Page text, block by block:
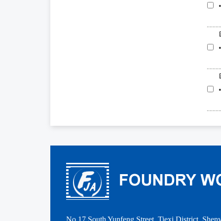
•
•
•
No.17 South Yunfeng Street, Tiexi District,